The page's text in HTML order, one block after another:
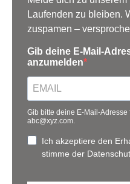
Laufenden zu bleiben.
zuspamen –
Gib deine E-Mail-
anzumelden
Gib bitte deine E-Mail-Adresse
abc@xyz.com.
Ich akzeptiere den
stimme der